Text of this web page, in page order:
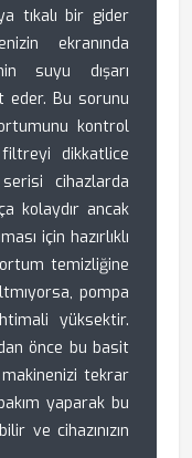
tıkalı bir gider
ekranında
suyu dışarı
eder. Bu sorunu
kontrol
dikkatlice
cihazlarda
kolaydır ancak
için hazırlıklı
temizliğine
pompa
yüksektir.
önce bu basit
tekrar
yaparak bu
ve cihazınızın